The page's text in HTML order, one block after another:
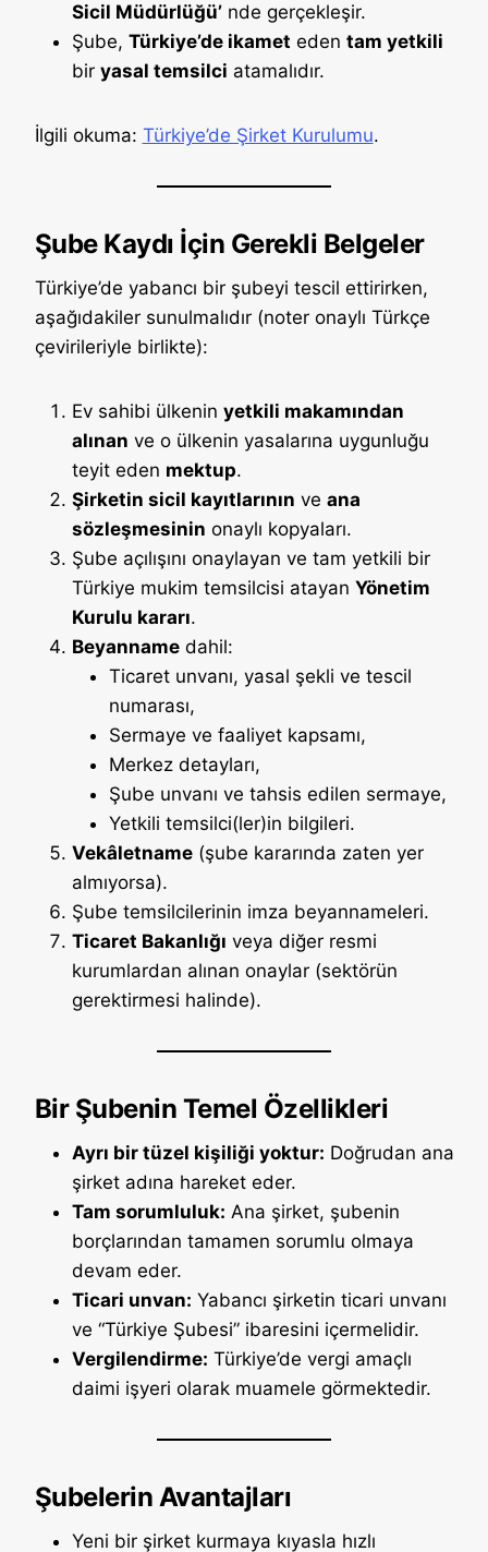
Sicil Müdürlüğü’nde gerçekleşir.
Şube, Türkiye’de ikamet eden tam yetkili
bir yasal temsilci atamalıdır.
İlgili okuma: Türkiye’de Şirket Kurulumu.
Şube Kaydı İçin Gerekli Belgeler
Türkiye’de yabancı bir şubeyi tescil ettirirken,
aşağıdakiler sunulmalıdır (noter onaylı Türkçe
çevirileriyle birlikte):
Ev sahibi ülkenin yetkili makamından
alınan ve o ülkenin yasalarına uygunluğu
teyit eden mektup.
Şirketin sicil kayıtlarının ve ana
sözleşmesinin onaylı kopyaları.
Şube açılışını onaylayan ve tam yetkili bir
Türkiye mukim temsilcisi atayan Yönetim
Kurulu kararı.
Beyannamedahil:
Ticaret unvanı, yasal şekli ve tescil
numarası,
Sermaye ve faaliyet kapsamı,
Merkez detayları,
Şube unvanı ve tahsis edilen sermaye,
Yetkili temsilci(ler)in bilgileri.
Vekâletname(şube kararında zaten yer
almıyorsa).
Şube temsilcilerinin imza beyannameleri.
Ticaret Bakanlığı veya diğer resmi
kurumlardan alınan onaylar (sektörün
gerektirmesi halinde).
Bir Şubenin Temel Özellikleri
Ayrı bir tüzel kişiliği yoktur: Doğrudan ana
şirket adına hareket eder.
Tam sorumluluk: Ana şirket, şubenin
borçlarından tamamen sorumlu olmaya
devam eder.
Ticari unvan: Yabancı şirketin ticari unvanı
ve “Türkiye Şubesi” ibaresini içermelidir.
Vergilendirme: Türkiye’de vergi amaçlı
daimi işyeri olarak muamele görmektedir.
Şubelerin Avantajları
Yeni bir şirket kurmaya kıyasla hızlı